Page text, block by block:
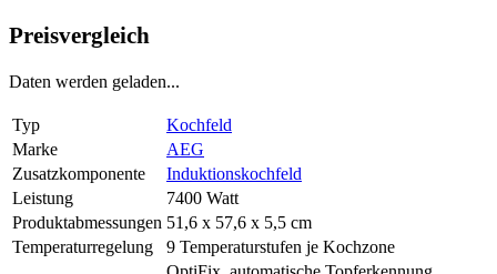
Preisvergleich
Daten werden geladen...
Typ
Kochfeld
Marke
AEG
Zusatzkomponente
Induktionskochfeld
Leistung
7400 Watt
Produktabmessungen 51,6 x 57,6 x 5,5 cm
Temperaturregelung
9 Temperaturstufen je Kochzone